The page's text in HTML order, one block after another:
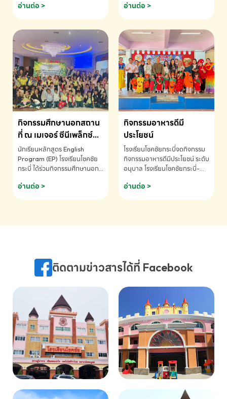
ข้อมูลเพิ่มเติม โทร. 075-691910
อ่านต่อ >
ด.ช.พัทธนันท์ พรหมพันธ์ ชั้น
อนุบาล EP K3 โรงเรียนโชคชัย
แข่งขันคณิตศาสตร์และคณิตคิด
เร็วนานาชาติ ครั้งที่ 46 ประจำปี
2569 ณ ประเทศสิงคโปร์
INTERNATIONAL
MATHEMATICS AND
MENTAL ARITHMETIC
COMPETITION 2026 - ถ้วย
รางวัลรองชนะเลิศอันดับที่ 2
Mental Arithmetic
Competition K2 - ถ้วยรางวัล
รองชนะเลิศอันดับที่ 2 Mental
K2(Grop) โรงเรียนโชคชัยกระบี่-
สอบถามข้อมูลเพิ่มเติม โทร.
075-691910
อ่านต่อ >
กิจกรรมศึกษานอกสถาน
ที่ ณ เมเจอร์ ซีนีเพล็กซ์
ระดับประถมศึกษา (EP.1-
6)
นักเรียนหลักสูตร English
Program (EP) โรงเรียนโชคชัย
กระบี่ ได้ร่วมกิจกรรมศึกษานอก
ชมภาพยนตร์ Toy Story 5
(Soundtrack)เพื่อเสริมทักษะ
ภาษา ผ่านประสบการณ์การเรียนรู้
075-691910
อ่านต่อ >
กิจกรรมอาหารดีมี
ประโยชน์
โรงเรียนโชคชัยกระบี่จดกิจกรรม
กิจกรรมอาหารดีมีประโยชน์ ระดับ
อนุบาล โรงเรียนโชคชัยกระบี่-
075-691910
อ่านต่อ >
ติดตามข่าวสารได้ที่ Facebook